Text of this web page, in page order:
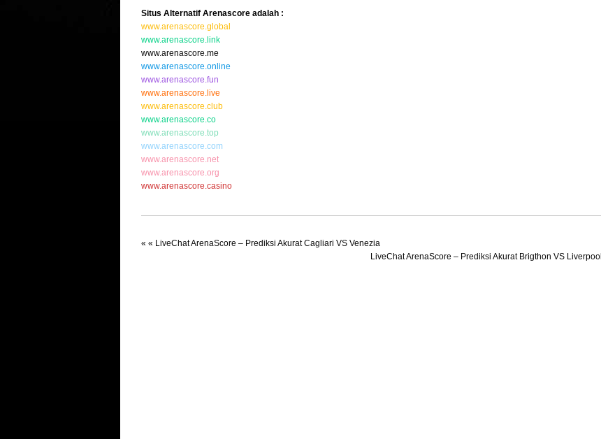
Situs Alternatif Arenascore adalah :
www.arenascore.global
www.arenascore.link
www.arenascore.me
www.arenascore.online
www.arenascore.fun
www.arenascore.live
www.arenascore.club
www.arenascore.co
www.arenascore.top
www.arenascore.com
www.arenascore.net
www.arenascore.org
www.arenascore.casino
« « LiveChat ArenaScore – Prediksi Akurat Cagliari VS Venezia
LiveChat ArenaScore – Prediksi Akurat Brigthon VS Liverpool